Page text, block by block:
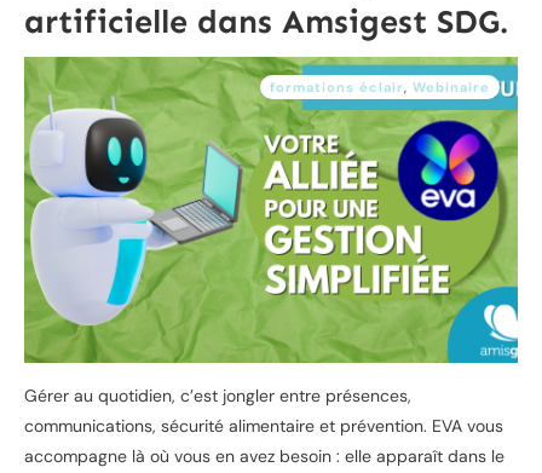
artificielle dans Amsigest SDG.
formations éclair, Webinaire
Gérer au quotidien, c’est jongler entre présences,
communications, sécurité alimentaire et prévention. EVA vous
accompagne là où vous en avez besoin : elle apparaît dans le